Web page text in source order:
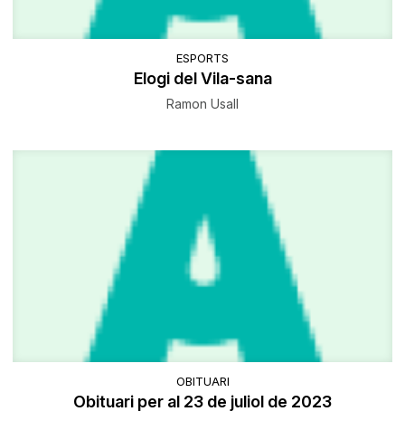
ESPORTS
Elogi del Vila-sana
Ramon Usall
OBITUARI
Obituari per al 23 de juliol de 2023